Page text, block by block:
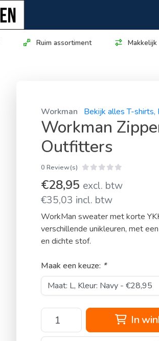
Ruim assortiment
Workman Bekijk alles T-
Workman
Outfitters
0 Review(s)
€28,95 excl. btw
€35,03 incl. btw
WorkMan sweater met korte
verschillende unikleuren, met
en dichte stof.
Maak een keuze: *
In